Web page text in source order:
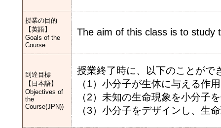
授業の目的
【英語】
Goals of the
Course
The aim of this class is to study
到達目標
【日本語】
Objectives of
the
Course(JPN))
授業終了時に、以下のことがで
（1）小分子が生体に与える作
（2）未知の生命現象を小分子
（3）小分子をデザインし、生